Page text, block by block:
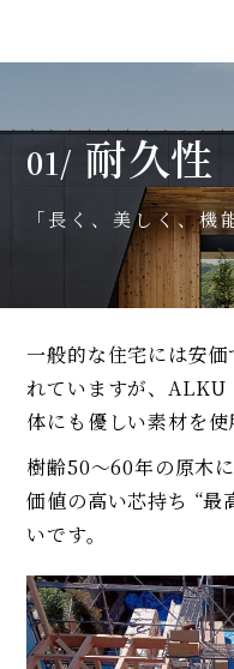
01/ 耐久性
「長く、美しく、機
一般的な住宅には安
れていますが、ALKU
体にも優しい素材を使
樹齢50〜60年の原木
価値の高い芯持ち “最
いです。